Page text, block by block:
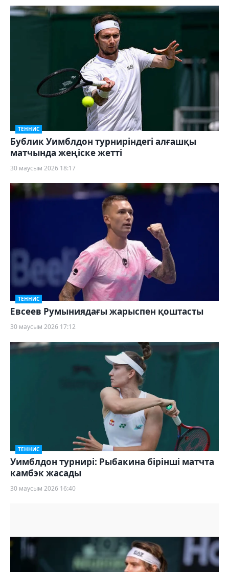
ТЕННИС
Бублик Уимблдон турниріндегі алғашқы
матчында жеңіске жетті
30 маусым 2026 18:17
ТЕННИС
Евсеев Румыниядағы жарыспен қоштасты
30 маусым 2026 17:12
ТЕННИС
Уимблдон турнирі: Рыбакина бірінші матчта
камбэк жасады
30 маусым 2026 16:40